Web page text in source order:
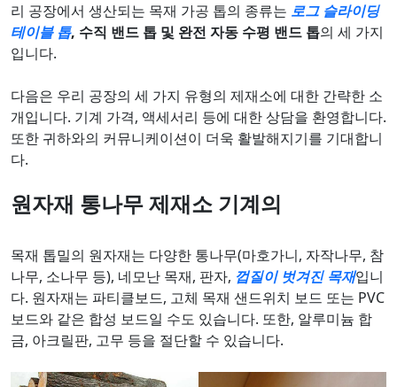
리 공장에서 생산되는 목재 가공 톱의 종류는 로그 슬라이딩
테이블 톱, 수직 밴드 톱 및 완전 자동 수평 밴드 톱의 세 가지
입니다.
다음은 우리 공장의 세 가지 유형의 제재소에 대한 간략한 소
개입니다. 기계 가격, 액세서리 등에 대한 상담을 환영합니다.
또한 귀하와의 커뮤니케이션이 더욱 활발해지기를 기대합니
다.
원자재 통나무 제재소 기계의
목재 톱밀의 원자재는 다양한 통나무(마호가니, 자작나무, 참
나무, 소나무 등), 네모난 목재, 판자, 껍질이 벗겨진 목재입니
다. 원자재는 파티클보드, 고체 목재 샌드위치 보드 또는 PVC
보드와 같은 합성 보드일 수도 있습니다. 또한, 알루미늄 합
금, 아크릴판, 고무 등을 절단할 수 있습니다.